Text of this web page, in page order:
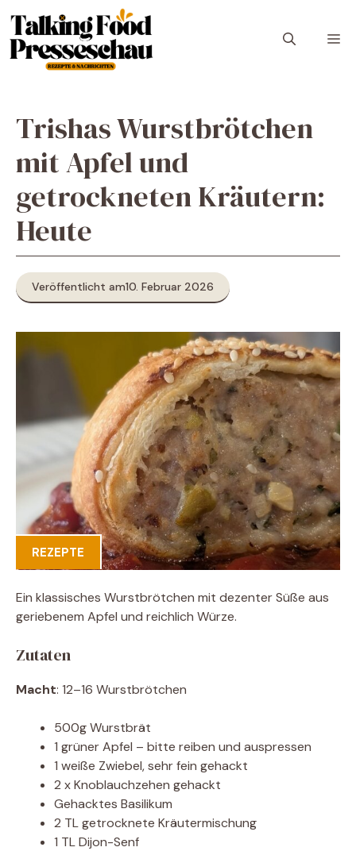
Inhalt
springen
Trishas Wurstbrötchen
mit Apfel und
getrockneten Kräutern:
Heute
Veröffentlicht am10. Februar 2026
REZEPTE
Ein klassisches Wurstbrötchen mit dezenter Süße aus
geriebenem Apfel und reichlich Würze.
Zutaten
Macht: 12–16 Wurstbrötchen
500g Wurstbrät
1 grüner Apfel – bitte reiben und auspressen
1 weiße Zwiebel, sehr fein gehackt
2 x Knoblauchzehen gehackt
Gehacktes Basilikum
2 TL getrocknete Kräutermischung
1 TL Dijon-Senf